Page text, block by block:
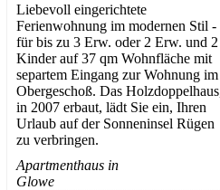
Liebevoll eingerichtete
Ferienwohnung im modernen Stil -
für bis zu 3 Erw. oder 2 Erw. und 2
Kinder auf 37 qm Wohnfläche mit
separtem Eingang zur Wohnung im
Obergeschoß. Das
in 2007 erbaut, lädt Sie ein, Ihren
Urlaub auf der Sonneninsel Rügen
zu verbringen.
Apartmenthaus in
Glowe